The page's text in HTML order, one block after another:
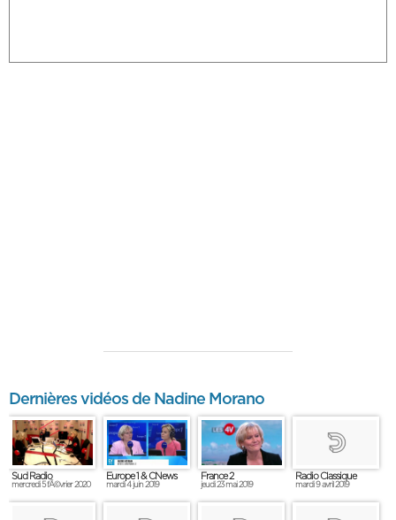
Dernières vidéos de Nadine Morano
Sud Radio
mercredi 5 fÃ©vrier 2020
Europe 1 & CNews
mardi 4 juin 2019
France 2
jeudi 23 mai 2019
Radio Classique
mardi 9 avril 2019